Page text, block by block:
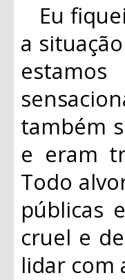
Eu
a
também
e eram
Todo
públicas
cruel e
lidar com